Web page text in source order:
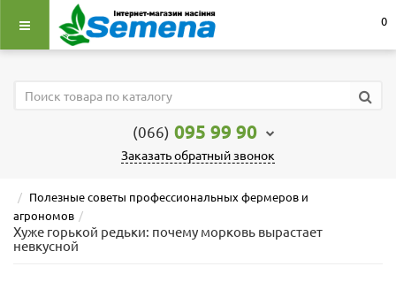
0
(066) 095 99 90
Заказать обратный звонок
Полезные советы профессиональных фермеров и
агрономов
Хуже горькой редьки: почему морковь вырастает
невкусной